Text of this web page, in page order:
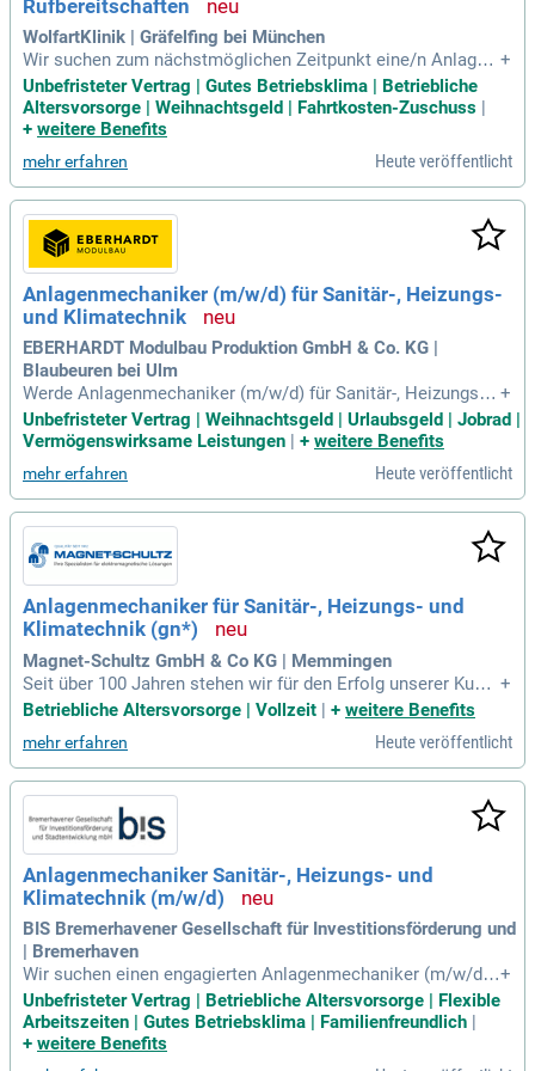
laubsgeld, ein Firmenwagen und ein Firmenhandy für mehr F
reiheit.
Rufbereitschaften
WolfartKlinik | Gräfelfing bei München
Wir suchen zum nächstmöglichen Zeitpunkt eine/n Anlagen
mechaniker/-in (m/w/d) für Sanitär-, Heizungs- und Klimatec
hnik in Vollzeit. Ihre Aufgaben umfassen die Betreuung und
Wartung von Schwesternrufanlagen, Störmeldeanlagen und
dung und Erfahrung im Krankenhaus sind wünschenswert. Si
e profitieren von einem unbefristeten Arbeitsverhältnis und
einem attraktiven Arbeitsplatz in einem motivierten Team.
Neben zahlreichen Sozialleistungen erwarten Sie eine strukt
urierte Einarbeitung und ein kollegiales Betriebsklima. Nutz
en Sie die Gelegenheit, eigenverantwortlich zu arbeiten und
profitieren Sie von unserem Benefit-Portal sowie Fahrtkoste
nzuschüssen.
+
Unbefristeter Vertrag | Gutes Betriebsklima | Betriebliche
Altersvorsorge | Weihnachtsgeld | Fahrtkosten-Zuschuss |
+ weitere Benefits
mehr erfahren Heute veröffentlicht
Anlagenmechaniker (m/w/d) für Sanitär-, Heizungs-
und Klimatechnik
EBERHARDT Modulbau Produktion GmbH & Co. KG |
Blaubeuren bei Ulm
Werde Anlagenmechaniker (m/w/d) für Sanitär-, Heizungs- u
nd Klimatechnik bei Eberhardt Modulbau! In unserem dynam
ischen Team gestaltest du den Bau von Anlagen zur effektiv
ädern und Sanitärräumen. Deine Aufgaben umfassen die Ver
legung von Wasserleitungen und die Installation von Heizun
gsanlagen, wobei du in enger Abstimmung mit der Arbeitsvo
rbereitung arbeitest. Eine abgeschlossene Berufsausbildung
im Bereich Sanitär-, Heizungs- und Klimatechnik ist Vorauss
etzung. Wenn du ein zuverlässiger Teamplayer bist, der sorg
fältig und mit Freude arbeitet, freuen wir uns auf deine Bewe
rbung. Sichere dir jetzt eine spannende Karriere!
+
Unbefristeter Vertrag | Weihnachtsgeld | Urlaubsgeld | Jobrad |
Vermögenswirksame Leistungen
+ weitere Benefits
mehr erfahren Heute veröffentlicht
Anlagenmechaniker für Sanitär-, Heizungs- und
Klimatechnik (gn*)
Magnet-Schultz GmbH & Co KG | Memmingen
Seit über 100 Jahren stehen wir für den Erfolg unserer Kund
en. Unsere Werkserhaltung in Memmingen sucht engagierte
Anlagenmechaniker (gn*) für Sanitär-, Heizungs- und Klimat
echnik. Zu Ihren Aufgaben gehören die Instandhaltung und
Wartung komplexer Anlagen sowie die Installation von Was
ser- und Druckluftleitungen. Wir bieten sichere Arbeitsplätz
e, flexible Arbeitszeiten und umfassende Personalentwicklu
ng. Genießen Sie zahlreiche Mitarbeitervorteile wie Teamev
ents, betriebliche Altersvorsorge und Gesundheitsmanagem
ent. Werden Sie Teil unseres erfolgreichen Teams und trage
n Sie zu unserer Mission bei, gemeinsam zu wachsen und G
utes zu tun!
+
Betriebliche Altersvorsorge | Vollzeit | + weitere Benefits
mehr erfahren Heute veröffentlicht
Anlagenmechaniker Sanitär-, Heizungs- und
Klimatechnik (m/w/d)
BIS Bremerhavener Gesellschaft für Investitionsförderung und
| Bremerhaven
Wir suchen einen engagierten Anlagenmechaniker (m/w/d) f
ür Sanitär-, Heizungs- und Klimatechnik in Entgeltgruppe 8 T
VöD. Ihre Hauptaufgaben umfassen die Wartung, Reparatur
und Instandhaltung von Heizungs- und Sanitäranlagen. Auße
+
Unbefristeter Vertrag | Betriebliche Altersvorsorge | Flexible
Arbeitszeiten | Gutes Betriebsklima | Familienfreundlich |
+ weitere Benefits